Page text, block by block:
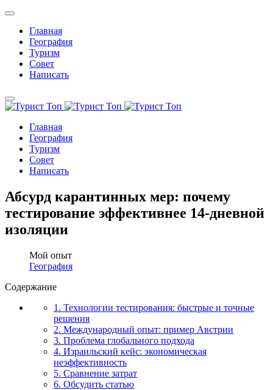
Главная
География
Туризм
Совет
Написать
Главная
География
Туризм
Совет
Написать
Абсурд карантинных мер: почему
тестирование эффективнее 14-дневной
изоляции
Мой опыт
География
Содержание
1. Технологии тестирования: быстрые и точные
решения
2. Международный опыт: пример Австрии
3. Проблема глобального подхода
4. Израильский кейс: экономическая
неэффективность
5. Сравнение затрат
6. Обсудить статью